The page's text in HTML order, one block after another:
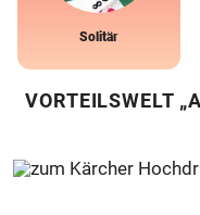
Solitär
VORTEILSWELT